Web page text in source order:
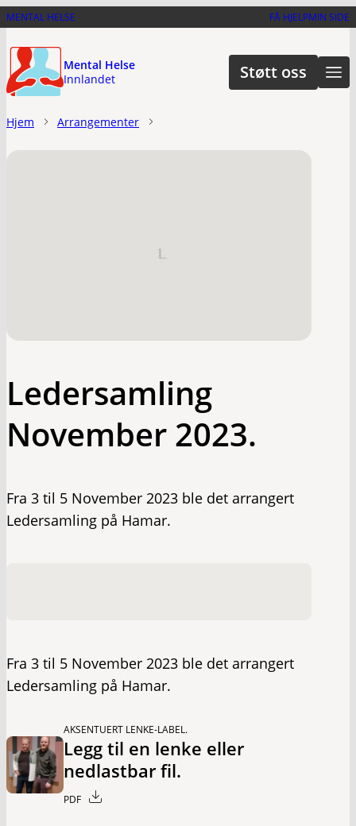
Hopp
hovedinnhold
MENTAL HELSE FÅ HJELPMIN SIDE
Mental Helse
Innlandet
Støtt oss
Hjem Arrangementer
Ledersamling
November 2023.
Fra 3 til 5 November 2023 ble det arrangert
Ledersamling på Hamar.
Fra 3 til 5 November 2023 ble det arrangert
Ledersamling på Hamar.
AKSENTUERT LENKE-LABEL.
Legg til en lenke eller
nedlastbar fil.
PDF